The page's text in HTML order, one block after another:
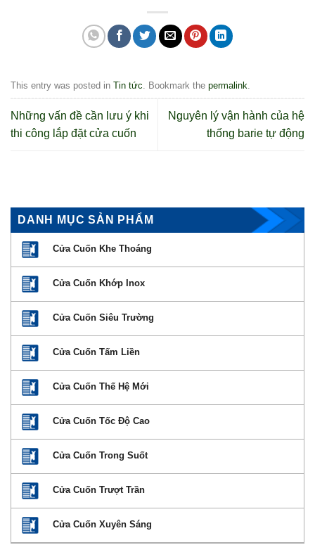
This entry was posted in Tin tức . Bookmark the permalink
Những vấn đề cần lưu ý khi
thi công lắp đặt cửa cuốn
Nguyên lý vận hành của hệ
thống barie tự động
DANH MỤC SẢN PHẨM
Cửa Cuốn Khe Thoáng
Cửa Cuốn Khớp Inox
Cửa Cuốn Siêu Trường
Cửa Cuốn Tấm Liền
Cửa Cuốn Thế Hệ Mới
Cửa Cuốn Tốc Độ Cao
Cửa Cuốn Trong Suốt
Cửa Cuốn Trượt Trần
Cửa Cuốn Xuyên Sáng